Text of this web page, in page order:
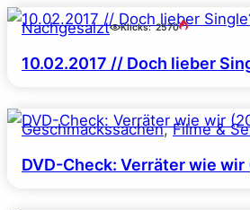
Nachgesalzt Klicks: 2570
10.02.2017 // Doch lieber
Geschmackssachen, Filme &
DVD-Check: Verräter wie wir